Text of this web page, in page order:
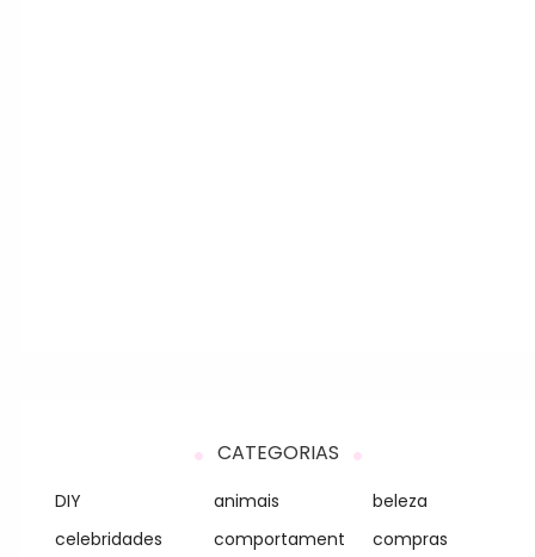
CATEGORIAS
DIY animais
beleza
celebridades
comportament
compras